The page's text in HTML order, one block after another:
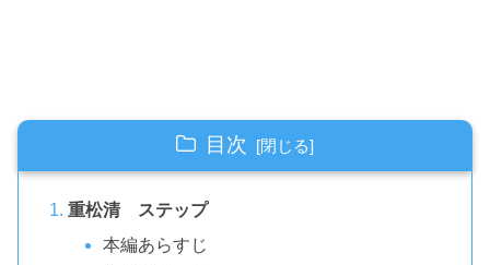
目次
重松清 ステップ
本編あらすじ